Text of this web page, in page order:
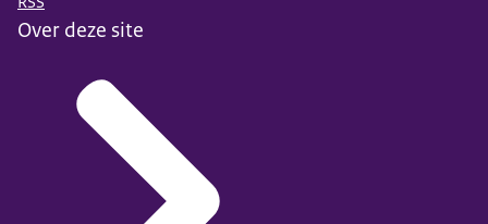
Over deze site